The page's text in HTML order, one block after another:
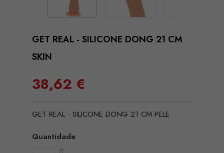
GET REAL - SILICONE DONG 21 CM
SKIN
38,62 €
GET REAL - SILICONE DONG 21 CM PELE
Quantidade